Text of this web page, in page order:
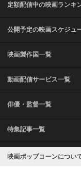
定額配信中の映画ランキ
公開予定の映画スケジュ
映画製作国一覧
動画配信サービス一覧
俳優・監督一覧
特集記事一覧
映画ポップコーンについ